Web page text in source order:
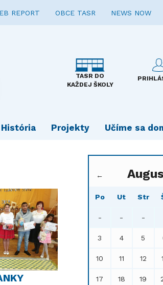
REPORT OBCE TASR NEWS NOW
TASR DO
KAŽDEJ ŠKOLY
História Projekty Učíme sa
←
Po Ut Str
- - -
3 4 5
10 11 12
17 18 19